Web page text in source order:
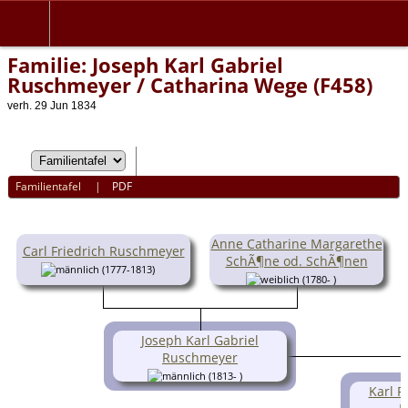
Familie: Joseph Karl Gabriel
Ruschmeyer / Catharina Wege (F458)
verh. 29 Jun 1834
Familientafel | PDF
Carl Friedrich Ruschmeyer
(1777-1813)
Anne Catharine Margarethe
SchÃ¶ne od. SchÃ¶nen
(1780- )
Joseph Karl Gabriel
Ruschmeyer
(1813- )
Karl